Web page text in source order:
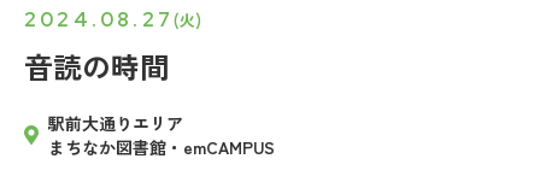
音読の時間
2024.08.27 (火)
駅前大通りエリア
まちなか図書館・emCAMPUS